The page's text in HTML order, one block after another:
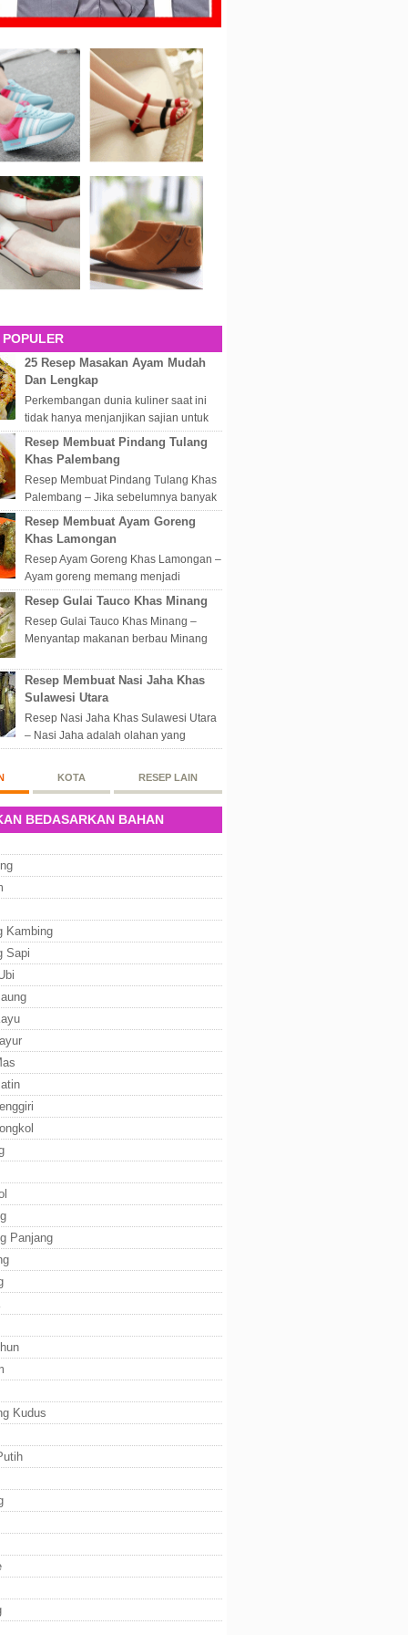
25 Resep Masakan Ayam Mudah
Dan Lengkap
Perkembangan dunia kuliner saat ini
tidak hanya menjanjikan sajian untuk
disantap nikmat sekali hap. Akan tetapi
lebih dari itu dunia kuline...
Resep Membuat Pindang Tulang
Khas Palembang
Resep Membuat Pindang Tulang Khas
Palembang – Jika sebelumnya banyak
masakan Palembang yang berbau
olahan laut, maka kali kita akan
Resep Membuat Ayam Goreng
Khas Lamongan
Resep Ayam Goreng Khas Lamongan –
Ayam goreng memang menjadi
makanan spesial di Indonesia.
Walaupun sederhana, mengingat
proses pembuatanny...
Resep Gulai Tauco Khas Minang
Resep Gulai Tauco Khas Minang –
Menyantap makanan berbau Minang
ketempatnya. Sekarang dengan
banyaknya...
Resep Membuat Nasi Jaha Khas
Sulawesi Utara
Resep Nasi Jaha Khas Sulawesi Utara
– Nasi Jaha adalah olahan yang
merupakan perpaduan antara beras
KOTA RESEP LAIN
BEDASARKAN BAHAN
Kambing
Sapi
Panjang
Kudus